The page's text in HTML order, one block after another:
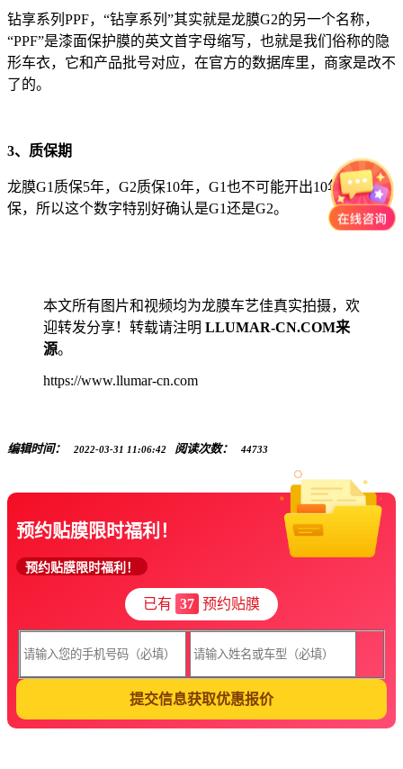
钻享系列PPF，“钻享系列”其实就是龙膜G2的另一个名称，
“PPF”是漆面保护膜的英文首字母缩写，也就是我们俗称的隐
形车衣，它和产品批号对应，在官方的数据库里，商家是改不
了的。
3、质保期
龙膜G1质保5年，G2质保10年，G1也不可能开出10年的质
保，所以这个数字特别好确认是G1还是G2。
本文所有图片和视频均为龙膜车艺佳真实拍摄，欢
迎转发分享！转载请注明 LLUMAR-CN.COM来
源。
https://www.llumar-cn.com
编辑时间： 2022-03-31 11:06:42 阅读次数： 44733
预约贴膜限时福利！
预约贴膜限时福利！
已有 37 预约贴膜
提交信息获取优惠报价